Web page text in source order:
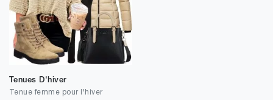
Tenues D'hiver
Tenue femme pour l'hiver